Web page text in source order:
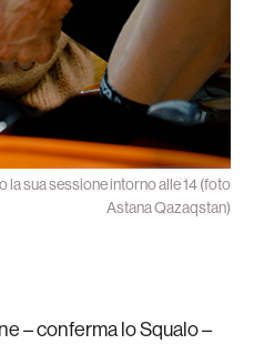
la sua sessione intorno alle 14 (foto
Astana Qazaqstan)
– conferma lo Squalo –